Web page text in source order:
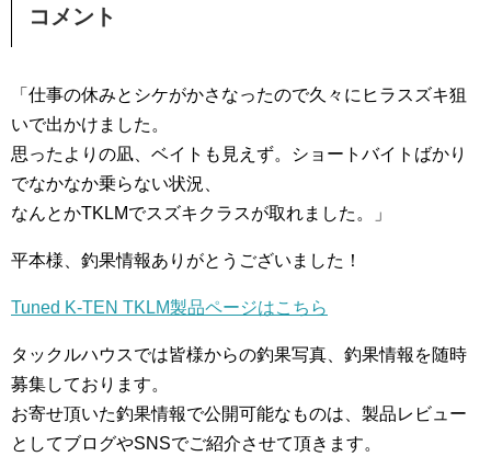
コメント
「仕事の休みとシケがかさなったので久々にヒラスズキ狙
いで出かけました。
思ったよりの凪、ベイトも見えず。ショートバイトばかり
でなかなか乗らない状況、
なんとかTKLMでスズキクラスが取れました。」
平本様、釣果情報ありがとうございました！
Tuned K-TEN TKLM製品ページはこちら
タックルハウスでは皆様からの釣果写真、釣果情報を随時
募集しております。
お寄せ頂いた釣果情報で公開可能なものは、製品レビュー
としてブログやSNSでご紹介させて頂きます。